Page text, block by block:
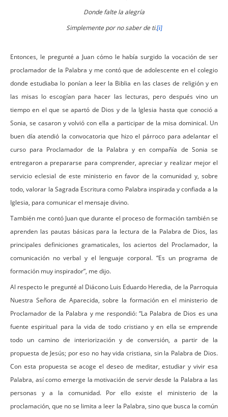
Donde falte la alegría
Simplemente por no saber de ti.[i]
Entonces, le pregunté a Juan cómo le había surgido la vocación de ser
proclamador de la Palabra y me contó que de adolescente en el colegio
donde estudiaba lo ponían a leer la Biblia en las clases de religión y en
las misas lo escogían para hacer las lecturas, pero después vino un
tiempo en el que se apartó de Dios y de la Iglesia hasta que conoció a
Sonia, se casaron y volvió con ella a participar de la misa dominical. Un
buen día atendió la convocatoria que hizo el párroco para adelantar el
curso para Proclamador de la Palabra y en compañía de Sonia se
entregaron a prepararse para comprender, apreciar y realizar mejor el
servicio eclesial de este ministerio en favor de la comunidad y, sobre
todo, valorar la Sagrada Escritura como Palabra inspirada y confiada a la
Iglesia, para comunicar el mensaje divino.
También me contó Juan que durante el proceso de formación también se
aprenden las pautas básicas para la lectura de la Palabra de Dios, las
principales definiciones gramaticales, los aciertos del Proclamador, la
comunicación no verbal y el lenguaje corporal. “Es un programa de
formación muy inspirador”, me dijo.
Al respecto le pregunté al Diácono Luis Eduardo Heredia, de la Parroquia
Nuestra Señora de Aparecida, sobre la formación en el ministerio de
Proclamador de la Palabra y me respondió: “La Palabra de Dios es una
fuente espiritual para la vida de todo cristiano y en ella se emprende
todo un camino de interiorización y de conversión, a partir de la
propuesta de Jesús; por eso no hay vida cristiana, sin la Palabra de Dios.
Con esta propuesta se acoge el deseo de meditar, estudiar y vivir esa
Palabra, así como emerge la motivación de servir desde la Palabra a las
personas y a la comunidad. Por ello existe el ministerio de la
proclamación, que no se limita a leer la Palabra, sino que busca la común